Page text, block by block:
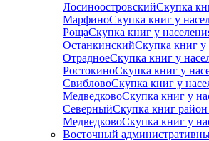
ЛосиноостровскийСкупка
МарфиноСкупка книг у
РощаСкупка книг у
ОстанкинскийСкупка книг у
ОтрадноеСкупка книг у
РостокиноСкупка книг у
СвибловоСкупка книг у
МедведковоСкупка книг у
СеверныйСкупка книг
МедведковоСкупка книг у
Восточный